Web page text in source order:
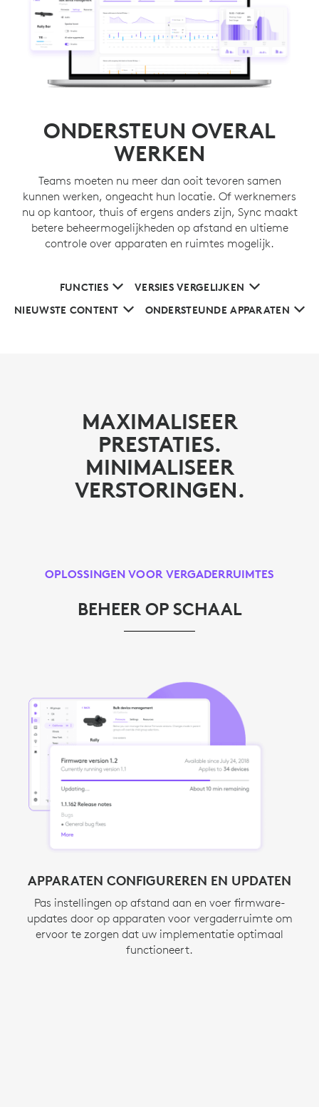
ONDERSTEUN OVERAL
WERKEN
Teams moeten nu meer dan ooit tevoren samen
kunnen werken, ongeacht hun locatie. Of werknemers
nu op kantoor, thuis of ergens anders zijn, Sync maakt
betere beheermogelijkheden op afstand en ultieme
controle over apparaten en ruimtes mogelijk.
FUNCTIES
VERSIES VERGELIJKEN
NIEUWSTE CONTENT
ONDERSTEUNDE APPARATEN
MAXIMALISEER
PRESTATIES.
MINIMALISEER
VERSTORINGEN.
APPARATEN CONFIGUREREN EN UPDATEN
Pas instellingen op afstand aan en voer firmware-
updates door op apparaten voor vergaderruimte om
ervoor te zorgen dat uw implementatie optimaal
functioneert.
AUTOMATISEREN MET BEHULP VAN
Snel reageren en downtime minimaliseren
ServiceNow-integratie1Vereist ServiceNow-licentie
en e-mailmeldingen bieden
directe waarschuwingen over problemen met kamers
2
OPLOSSINGEN VOOR VERGADERRUIMTES
BEHEER OP SCHAAL